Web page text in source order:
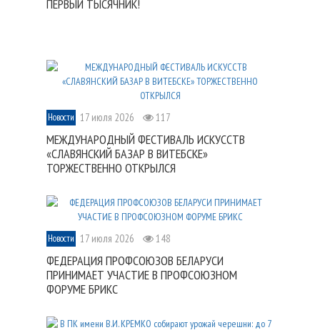
ПЕРВЫЙ ТЫСЯЧНИК!
Новости 17 июля 2026 117
МЕЖДУНАРОДНЫЙ ФЕСТИВАЛЬ ИСКУССТВ
«СЛАВЯНСКИЙ БАЗАР В ВИТЕБСКЕ»
ТОРЖЕСТВЕННО ОТКРЫЛСЯ
Новости 17 июля 2026 148
ФЕДЕРАЦИЯ ПРОФСОЮЗОВ БЕЛАРУСИ
ПРИНИМАЕТ УЧАСТИЕ В ПРОФСОЮЗНОМ
ФОРУМЕ БРИКС